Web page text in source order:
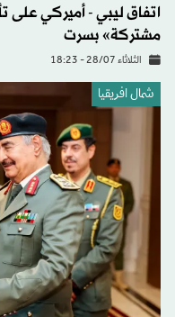
اتفاق ليبي - أميركي
مشتركة» بسرت
الثلاثاء 28/07 - 18:23
شمال افريقيا